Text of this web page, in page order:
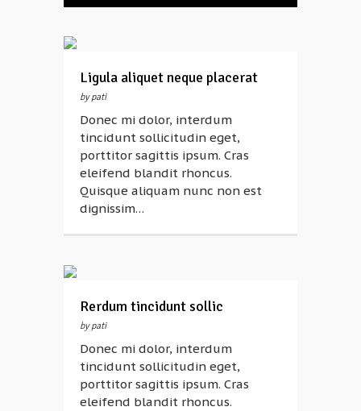
Ligula aliquet neque placerat
by pati
Donec mi dolor, interdum
tincidunt sollicitudin eget,
porttitor sagittis ipsum. Cras
eleifend blandit rhoncus.
Quisque aliquam nunc non est
dignissim…
Rerdum tincidunt sollic
by pati
Donec mi dolor, interdum
tincidunt sollicitudin eget,
porttitor sagittis ipsum. Cras
eleifend blandit rhoncus.